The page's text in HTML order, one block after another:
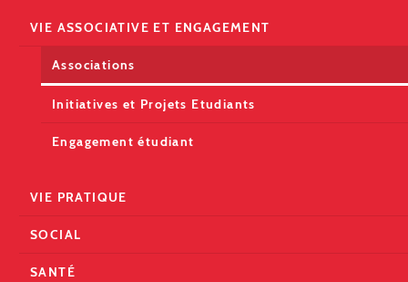
VIE ASSOCIATIVE ET ENGAGEMENT
Associations
Initiatives et Projets Etudiants
Engagement étudiant
VIE PRATIQUE
SOCIAL
SANTÉ